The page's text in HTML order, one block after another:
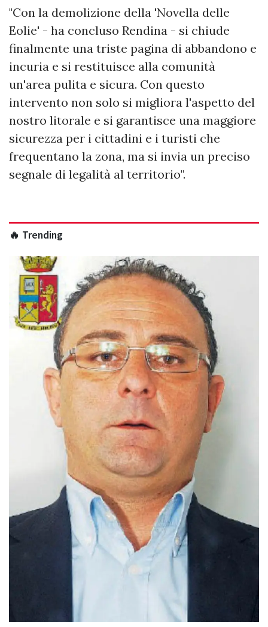
"Con la demolizione della 'Novella delle
Eolie' - ha concluso Rendina - si chiude
finalmente una triste pagina di abbandono e
incuria e si restituisce alla comunità
un'area pulita e sicura. Con questo
intervento non solo si migliora l'aspetto del
nostro litorale e si garantisce una maggiore
sicurezza per i cittadini e i turisti che
frequentano la zona, ma si invia un preciso
segnale di legalità al territorio".
🔥 Trending